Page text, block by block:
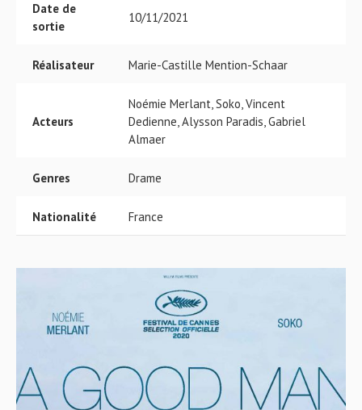
Date de
sortie
10/11/2021
Réalisateur Marie-Castille Mention-Schaar
Acteurs
Noémie Merlant, Soko, Vincent
Dedienne, Alysson Paradis, Gabriel
Almaer
Genres Drame
Nationalité France